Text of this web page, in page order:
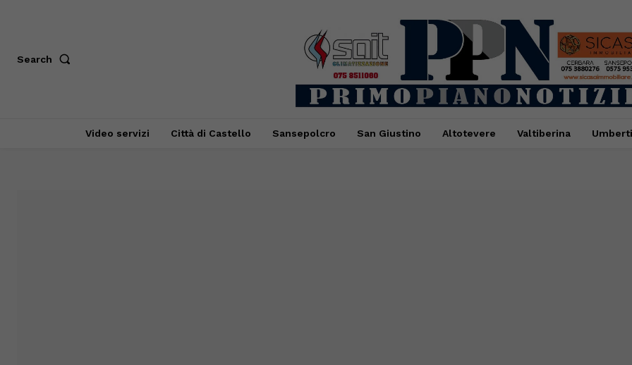
Search
Video servizi Città di Castello Sansepolcro San Giustino Altotevere Valtiberina